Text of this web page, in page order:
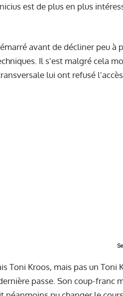
est de plus en plus
avant de décliner peu à
Il s'est malgré cela
lui ont refusé
Toni Kroos, mais pas un
passe. Son coup-franc